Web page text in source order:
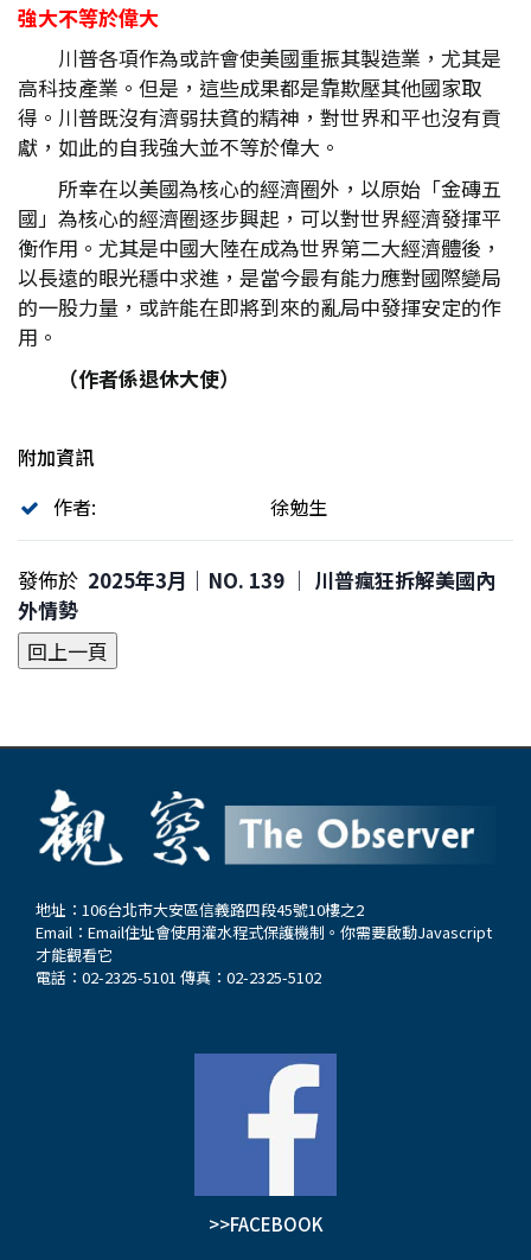
強大不等於偉大
川普各項作為或許會使美國重振其製造業，尤其是
高科技產業。但是，這些成果都是靠欺壓其他國家取
得。川普既沒有濟弱扶貧的精神，對世界和平也沒有貢
獻，如此的自我強大並不等於偉大。
所幸在以美國為核心的經濟圈外，以原始「金磚五
國」為核心的經濟圈逐步興起，可以對世界經濟發揮平
衡作用。尤其是中國大陸在成為世界第二大經濟體後，
以長遠的眼光穩中求進，是當今最有能力應對國際變局
的一股力量，或許能在即將到來的亂局中發揮安定的作
用。
（作者係退休大使）
附加資訊
作者:
徐勉生
發佈於 2025年3月｜NO. 139 │ 川普瘋狂拆解美國內
外情勢
地址：106台北市大安區信義路四段45號10樓之2
Email： Email住址會使用灌水程式保護機制。你需要啟動Javascript
才能觀看它
電話：02-2325-5101 傳真：02-2325-5102
>>FACEBOOK